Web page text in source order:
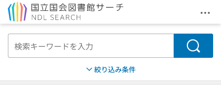
メ
検索
絞り込み条件